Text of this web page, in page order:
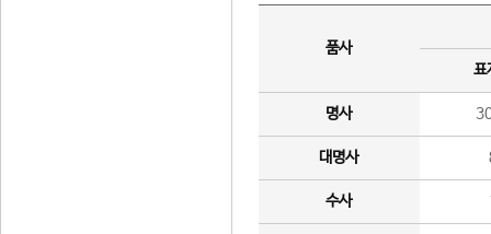
품사
표
명사
대명사
수사